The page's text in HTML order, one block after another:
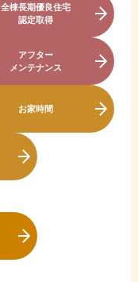
全棟長期優良住宅
認定取得
アフター
メンテナンス
お家時間